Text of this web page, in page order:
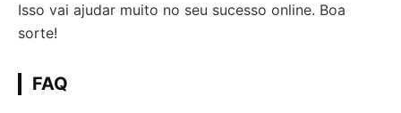
Isso vai ajudar muito no seu sucesso online. Boa
sorte!
FAQ